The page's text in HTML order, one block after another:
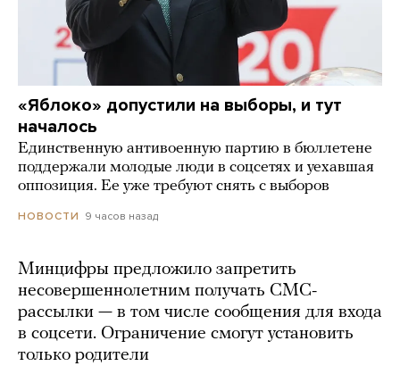
«Яблоко» допустили на выборы, и тут
началось
Единственную антивоенную партию в бюллетене
поддержали молодые люди в соцсетях и уехавшая
оппозиция. Ее уже требуют снять с выборов
НОВОСТИ 9 часов назад
Минцифры предложило запретить
несовершеннолетним получать СМС-
рассылки — в том числе сообщения для входа
в соцсети. Ограничение смогут установить
только родители